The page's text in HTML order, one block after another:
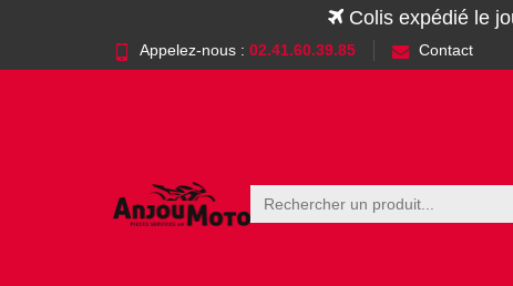
Colis expédié le
Appelez-nous : 02.41.60.39.85 Contact